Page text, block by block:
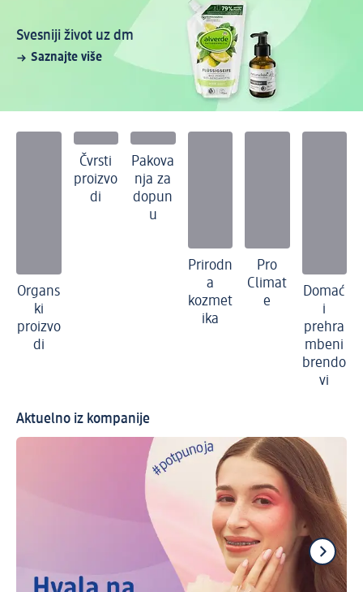
Svesniji život uz dm
Saznajte više
Organs
ki
proizvo
di
Čvrsti
proizvo
di
Pakova
nja za
dopun
u
Prirodn
a
kozmet
ika
Pro
Climat
e
Domać
i
prehra
mbeni
brendo
vi
Aktuelno iz kompanije